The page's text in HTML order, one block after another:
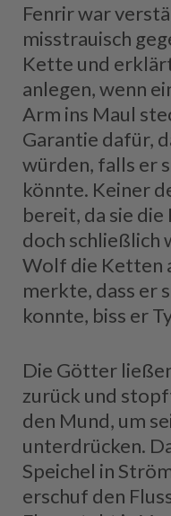
Fenrir war
misstrauisch
Kette und
anlegen, wenn
Arm ins Maul
Garantie dafür,
würden, falls er
könnte. Keiner
bereit, da sie
doch schließlich
Wolf die Ketten
merkte, dass er
konnte, biss er
Die Götter
zurück und
den Mund, um
unterdrücken.
Speichel in
erschuf den